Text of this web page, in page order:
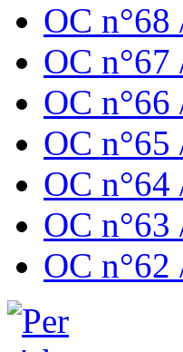
OC
OC
OC
OC
OC
OC
OC